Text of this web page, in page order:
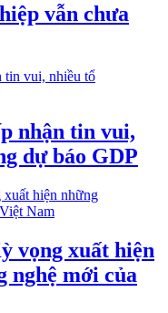
vẫn chưa
nhận tin vui,
dự báo GDP
vọng xuất hiện
nghệ mới của